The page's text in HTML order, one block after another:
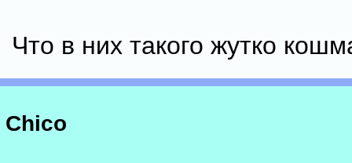
Что в них такого жутко
Chico